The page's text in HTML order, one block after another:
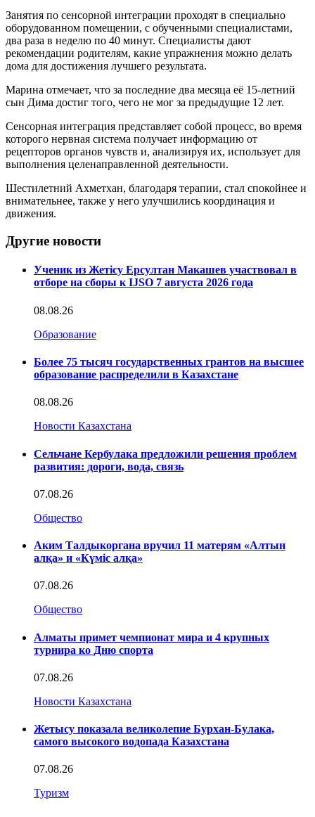
Занятия по сенсорной интеграции проходят в специально
оборудованном помещении, с обученными специалистами,
два раза в неделю по 40 минут. Специалисты дают
рекомендации родителям, какие упражнения можно делать
дома для достижения лучшего результата.
Марина отмечает, что за последние два месяца её 15-летний
сын Дима достиг того, чего не мог за предыдущие 12 лет.
Сенсорная интеграция представляет собой процесс, во время
которого нервная система получает информацию от
рецепторов органов чувств и, анализируя их, использует для
выполнения целенаправленной деятельности.
Шестилетний Ахметхан, благодаря терапии, стал спокойнее и
внимательнее, также у него улучшились координация и
движения.
Другие новости
Ученик из Жетісу Ерсултан Макашев участвовал в
отборе на сборы к IJSO 7 августа 2026 года
08.08.26
Образование
Более 75 тысяч государственных грантов на высшее
образование распределили в Казахстане
08.08.26
Новости Казахстана
Сельчане Кербулака предложили решения проблем
развития: дороги, вода, связь
07.08.26
Общество
Аким Талдыкоргана вручил 11 матерям «Алтын
алқа» и «Күміс алқа»
07.08.26
Общество
Алматы примет чемпионат мира и 4 крупных
турнира ко Дню спорта
07.08.26
Новости Казахстана
Жетысу показала великолепие Бурхан-Булака,
самого высокого водопада Казахстана
07.08.26
Туризм